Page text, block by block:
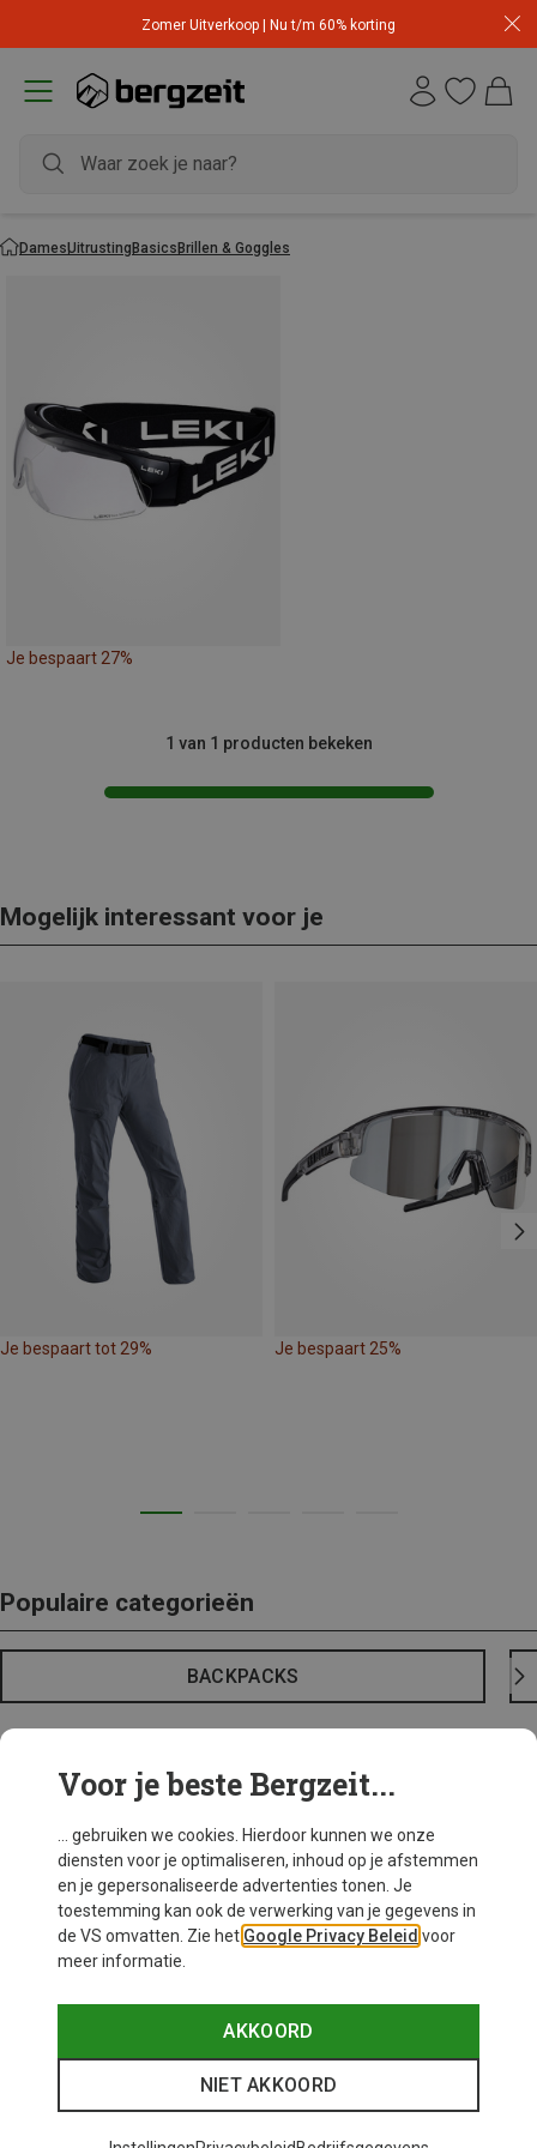
Zomer Uitverkoop | Nu t/m 60% korting
DamesUitrustingBasicsBrillen & Goggles
Je bespaart 27%
1 van 1 producten bekeken
Mogelijk interessant voor je
Je bespaart tot 29% Je bespaart 25%
Populaire categorieën
BACKPACKS
Voor je beste Bergzeit...
... gebruiken we cookies. Hierdoor kunnen we onze
diensten voor je optimaliseren, inhoud op je afstemmen
en je gepersonaliseerde advertenties tonen. Je
toestemming kan ook de verwerking van je gegevens in
de VS omvatten. Zie het Google Privacy Beleid voor
meer informatie.
AKKOORD
NIET AKKOORD